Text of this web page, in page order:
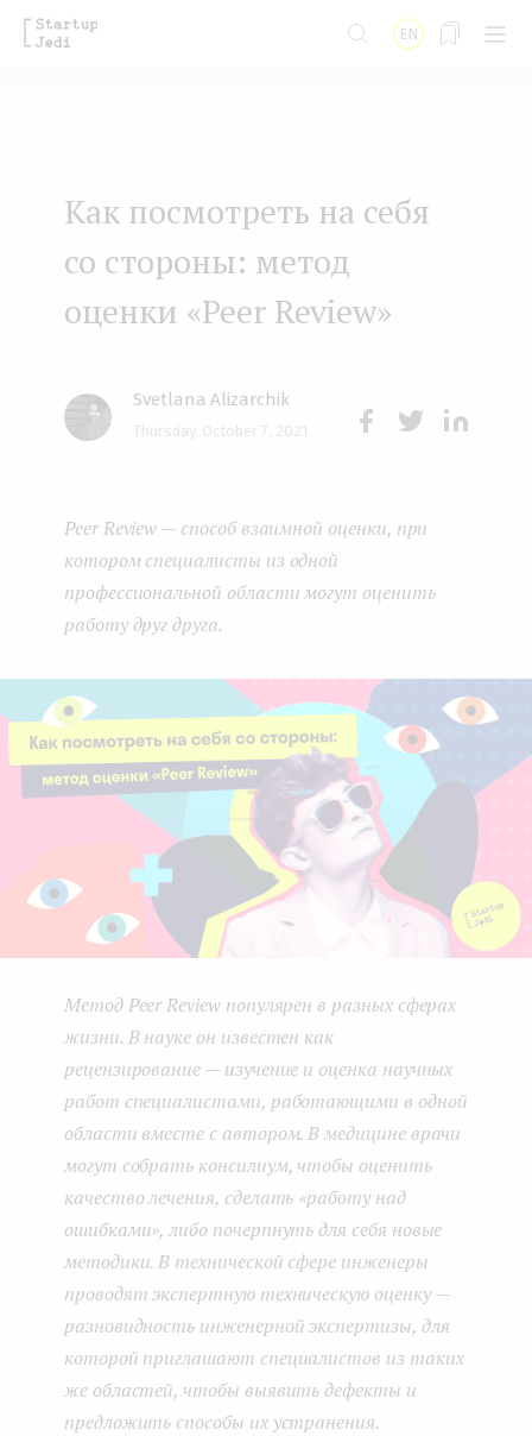
EN
Как посмотреть на себя
со стороны: метод
оценки «Peer Review»
Svetlana Alizarchik
Thursday, October 7, 2021
k
Peer Review — способ взаимной оценки, при
котором специалисты из одной
профессиональной области могут оценить
работу друг друга.
Метод Peer Review популярен в разных сферах
жизни. В науке он известен как
рецензирование — изучение и оценка научных
работ специалистами, работающими в одной
области вместе с автором. В медицине врачи
могут собрать консилиум, чтобы оценить
качество лечения, сделать «работу над
ошибками», либо почерпнуть для себя новые
методики. В технической сфере инженеры
проводят экспертную техническую оценку —
разновидность инженерной экспертизы, для
которой приглашают специалистов из таких
же областей, чтобы выявить дефекты и
предложить способы их устранения.